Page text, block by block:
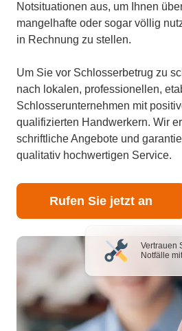
Notsituationen aus, um Ihnen
mangelhafte oder sogar völlig
in Rechnung zu stellen.
Um Sie vor Schlosserbetrug zu
nach lokalen, professionellen,
Schlosserunternehmen mit
qualifizierten Handwerkern. Wir
schriftliche Angebote und
qualitativ hochwertigen Service.
Rufen Sie jetzt an
Vertrauen
Notfälle